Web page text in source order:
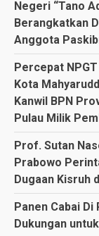
Negeri “Tano
Berangkatkan
Anggota
Percepat
Kota
Kanwil BPN
Pulau Milik
Prof. Sutan
Prabowo
Dugaan Kisruh
Panen Cabai Di
Dukungan